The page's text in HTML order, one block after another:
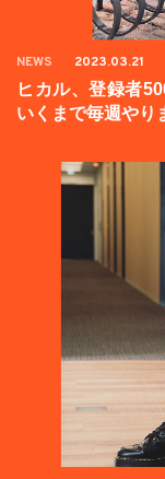
NEWS 2023.03.21
ヒカル、登録者
いくまで毎週やり